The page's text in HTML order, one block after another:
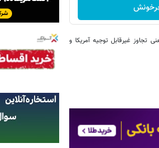
تجاوز غیرقابل توجیه آمریکا و